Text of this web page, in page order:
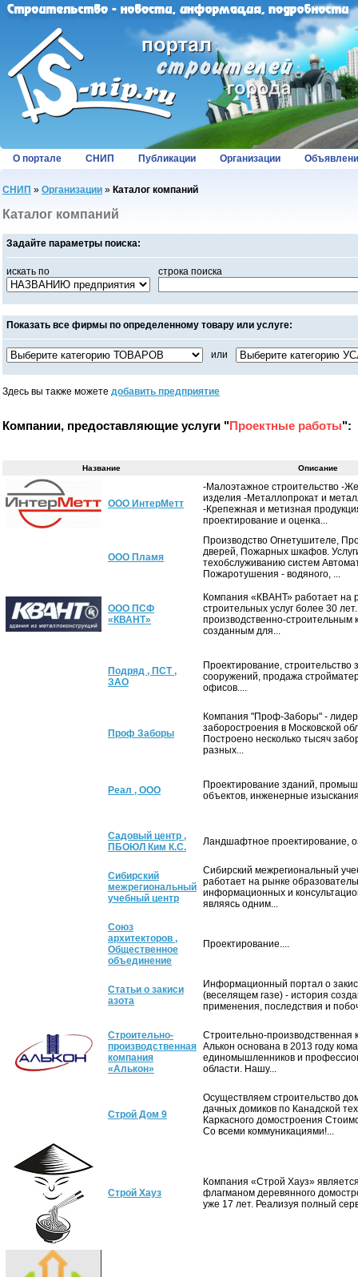
О портале СНИП Публикации Организации
СНИП » Организации » Каталог компаний
Каталог компаний
Задайте параметры поиска:
искать по строка поиска
Показать все фирмы по определенному товару или услуге:
или
Здесь вы также можете добавить предприятие
Компании, предоставляющие услуги "Проектные работы":
Название Описание
ООО ИнтерМетт
-Малоэтажное строительство -
изделия -Металлопрокат и
-Крепежная и метизная
проектирование и оценка...
ООО Пламя
Производство Огнетушителе,
дверей, Пожарных шкафов.
техобслуживанию систем
Пожаротушения - водяного, ...
ООО ПСФ
«КВАНТ»
Компания «КВАНТ» работает на
строительных услуг более 30
производственно-строительным
созданным для...
Подряд , ПСТ ,
ЗАО
Проектирование, строительство
сооружений, продажа
офисов....
Проф Заборы
Компания "Проф-Заборы" - лидер
заборостроения в Московской
Построено несколько тысяч
разных...
Реал , ООО
Проектирование зданий,
объектов, инженерные
Садовый центр ,
ПБОЮЛ Ким К.С.
Ландшафтное проектирование,
Сибирский
межрегиональный
учебный центр
Сибирский межрегиональный
работает на рынке
информационных и
являясь одним...
Союз
архитекторов ,
Общественное
объединение
Проектирование....
Статьи о закиси
азота
Информационный портал о
(веселящем газе) - история
применения, последствия и
Строительно-
производственная
компания
«Алькон»
Строительно-производственная
Алькон основана в 2013 году
единомышленников и
области. Нашу...
Строй Дом 9
Осуществляем строительство
дачных домиков по Канадской
Каркасного домостроения
Со всеми коммуникациями!...
Строй Хауз
Компания «Строй Хауз»
флагманом деревянного
уже 17 лет. Реализуя полный